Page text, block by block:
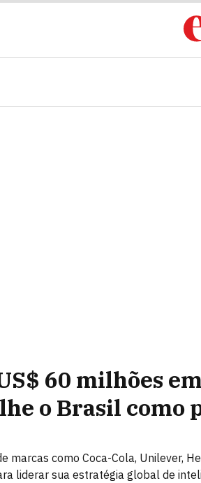
60 milhões
o Brasil como
marcas como Coca-Cola, Unilever,
liderar sua estratégia global de